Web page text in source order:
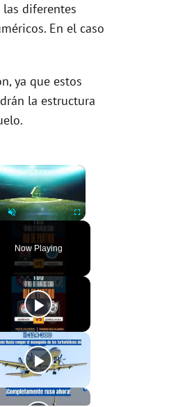
las diferentes
En el caso
ya que estos
la estructura
×
Unmute Fullscreen
Now Playing